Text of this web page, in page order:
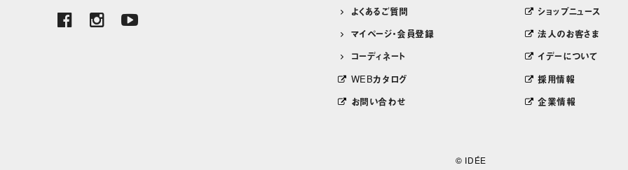
よくあるご質問
マイページ・会員登録
コーディネート
WEBカタログ
お問い合わせ
ショップニュース
法人のお客さま
イデーについて
採用情報
企業情報
© IDÉE